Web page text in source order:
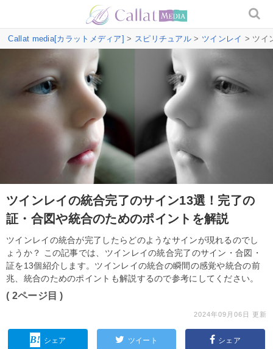
Callat media[カラットメディア] > スピリチュアル > ツインレイ > ツイ
ツインレイの統合完了のサイン13選！完了の
証・合図や統合のためのポイントを解説
ツインレイの統合が完了したらどのようなサインが現れるのでし
ょうか？ この記事では、ツインレイの統合完了のサイン・合図・
証を13個紹介します。ツインレイの統合の瞬間の感覚や統合の前
兆、統合のためのポイントも解説するので参考にしてください。
( 2ページ目 )
2024年09月06日 更新
シェア ツイート シェア